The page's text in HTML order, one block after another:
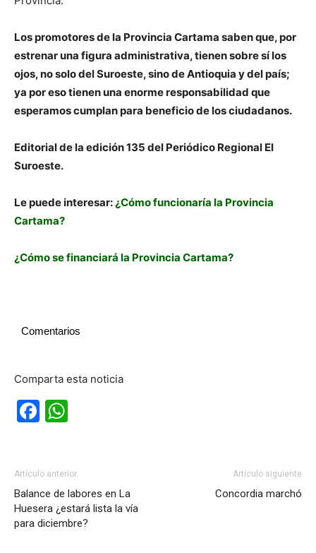
Los promotores de la Provincia Cartama saben que, por
estrenar una figura administrativa, tienen sobre sí los
ojos, no solo del Suroeste, sino de Antioquia y del país;
ya por eso tienen una enorme responsabilidad que
esperamos cumplan para beneficio de los ciudadanos.
Editorial de la edición 135 del Periódico Regional El
Suroeste.
Le puede interesar:¿Cómo funcionaría la Provincia
Cartama?
¿Cómo se financiará la Provincia Cartama?
Comentarios
Comparta esta noticia
Facebook
Artículo anterior
Balance de labores en La
Huesera ¿estará lista la vía
para diciembre?
Artículo siguiente
Concordia marchó